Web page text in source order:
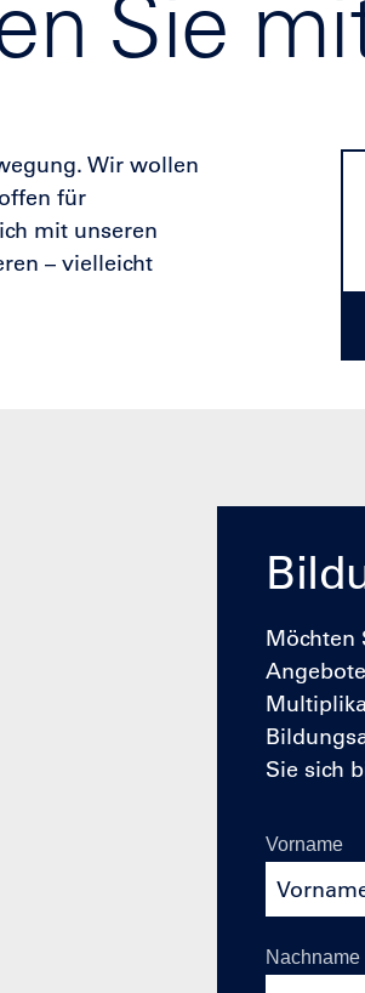
Sie
Wir wollen
für
mit unseren
– vielleicht
Möchten
Sie sich
Vorname
Nachname